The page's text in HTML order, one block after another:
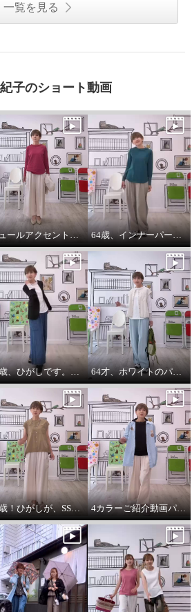
一覧を見る
子のショート動画
チュールアクセントパーカー64歳カジュアル大好きが推し！ 64歳、インナーパーカーは必需品です。
64歳、ひがしです。わたしの時代は、やっぱりジャケットにパーカーを出す‼️ 64才、ホワイトのパーカーインナーはスタイリングに万能です。
64歳！ひがしが、SSVのベスト最高！推し‼️コーデ 4カラーご紹介動画パーカー付きのインナーは、凄い使えます。